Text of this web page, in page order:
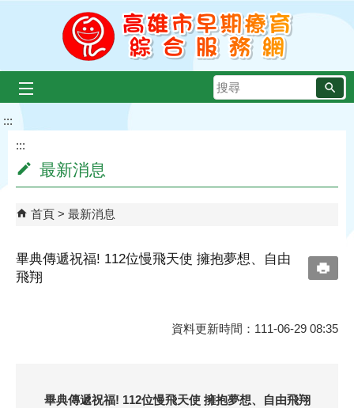
跳到主要內容區塊
搜
尋
:::
:::
最新消息
首頁 最新消息
畢典傳遞祝福! 112位慢飛天使 擁抱夢想、自由
飛翔
資料更新時間：111-06-29 08:35
畢典傳遞祝福! 112位慢飛天使 擁抱夢想、自由飛翔